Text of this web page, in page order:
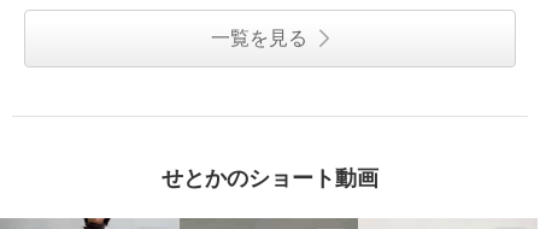
一覧を見る
せとかのショート動画